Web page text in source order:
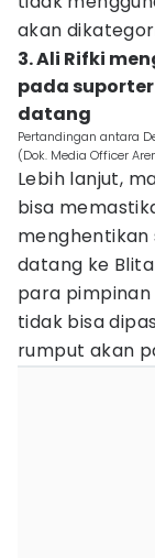
akan
3. Ali Rifki
pada
datang
Pertandingan antara
(Dok. Media Officer
Lebih lanjut,
bisa
menghentikan
datang ke
para
tidak bisa
rumput akan